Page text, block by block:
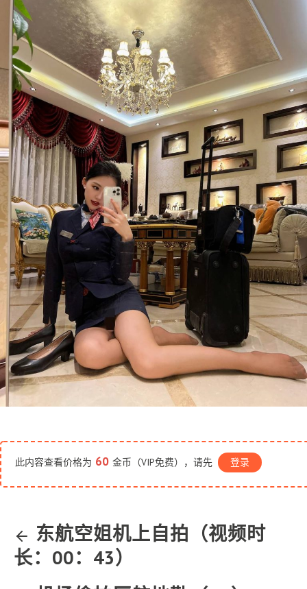
此内容查看价格为 60 金币（VIP免费），请先 登录
东航空姐机上自拍（视频时
长：00：43）